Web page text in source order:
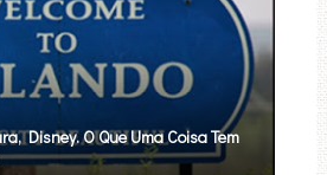
Disney. O Que Uma Coisa Tem